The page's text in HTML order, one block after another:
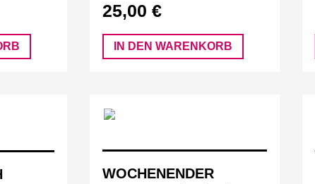
25,00 €
IN DEN WARENKORB
WOCHENENDER